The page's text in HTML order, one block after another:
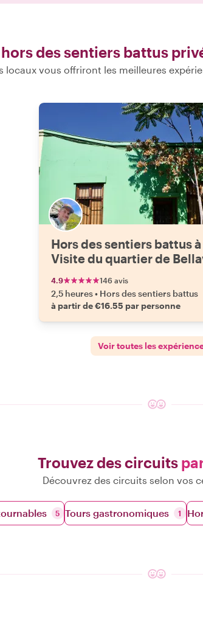
des sentiers battus
locaux vous offriront les meilleures
Hors des sentiers battus
Visite du quartier de
4.9 146 avis
2,5 heures• Hors des sentiers battus
à partir de €16.55 par personne
Voir toutes les
Trouvez des circuits
Découvrez des circuits selon vos
5 Tours gastronomiques 1